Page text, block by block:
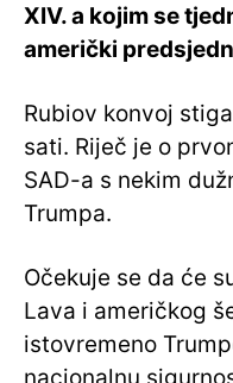
XIV. a kojim se
američki
Rubiov konvoj
sati. Riječ je o
SAD-a s nekim
Trumpa.
Očekuje se da će
Lava i američkog
istovremeno